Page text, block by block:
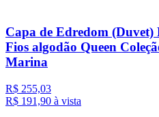
Capa de Edredom (Duvet)
Fios algodão Queen
Marina
R$ 255,03
R$ 191,90 à vista